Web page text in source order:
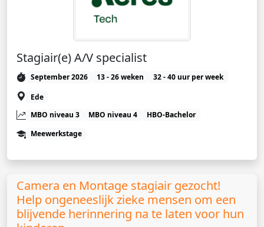
Stagiair(e) A/V specialist
September 2026 13 - 26 weken
32 - 40 uur per week
Ede
MBO niveau 3
MBO niveau 4
HBO-Bachelor
Meewerkstage
Camera en Montage stagiair gezocht!
Help ongeneeslijk zieke mensen om een
blijvende herinnering na te laten voor hun